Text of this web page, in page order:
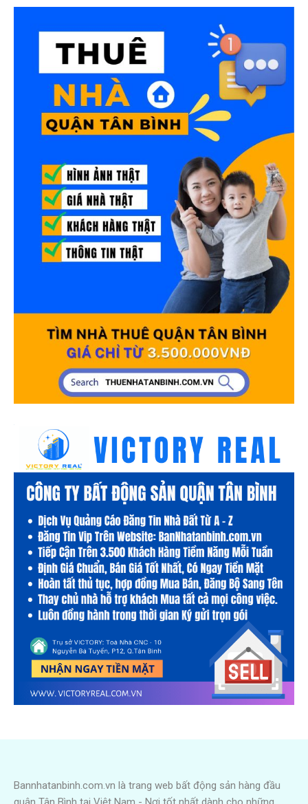
Bannhatanbinh.com.vn là trang web bất động sản hàng đầu